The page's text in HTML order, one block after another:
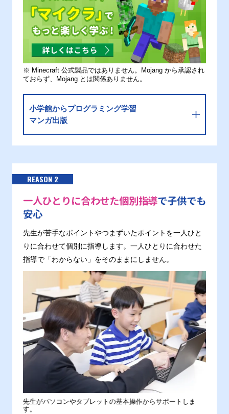
※ Minecraft 公式製品ではありません。Mojang から承認され
ておらず、Mojang とは関係ありません。
小学館からプログラミング学習
マンガ出版
REASON 2
一人ひとりに合わせた個別指導で子供でも
安心
先生が苦手なポイントやつまずいたポイントを一人ひと
りに合わせて個別に指導します。一人ひとりに合わせた
指導で「わからない」をそのままにしません。
先生がパソコンやタブレットの基本操作からサポートしま
す。